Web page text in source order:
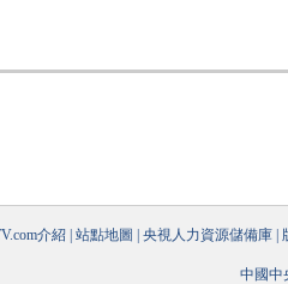
介紹 站點地圖 央視人力資源儲備庫
中國中